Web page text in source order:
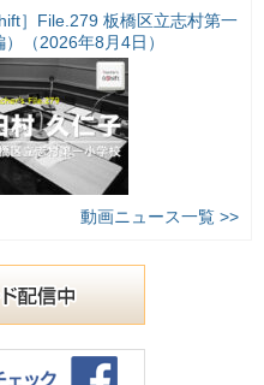
］File.279 板橋区立志村第一
（2026年8月4日）
動画ニュース一覧 >>